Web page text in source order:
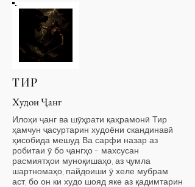
ТИР
Худои Ҷанг
Илоҳи ҷанг ва шӯҳрати қаҳрамонӣ Тир
ҳамчун ҷасуртарин худоёни скандинавӣ
ҳисобида мешуд. Ва сарфи назар аз
робитаи ӯ бо ҷангҳо - махсусан
расмиятҳои муноқишаҳо, аз ҷумла
шартномаҳо, пайдоиши ӯ хеле мубрам
аст, бо он ки худо шояд яке аз қадимтарин